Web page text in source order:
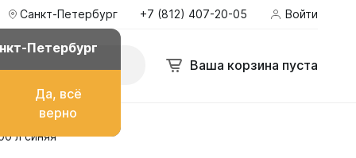
Санкт-Петербург
Петербург
Да, всё
верно
+7 (812) 407-20-05 Войти
Ваша корзина пуста
топлива
л синяя